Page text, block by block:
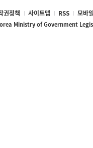
권정책 사이트맵 RSS 모바
Ministry of Government